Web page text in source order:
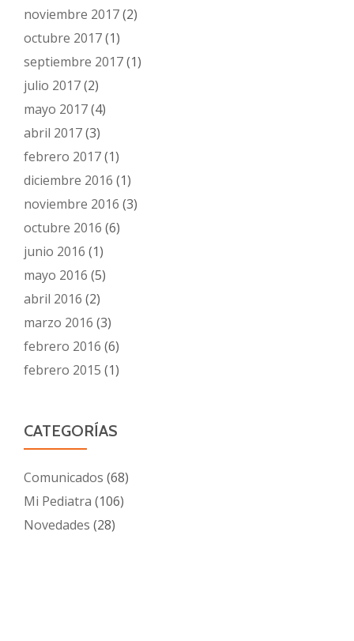
noviembre 2017(2)
octubre 2017(1)
septiembre 2017(1)
julio 2017(2)
mayo 2017(4)
abril 2017(3)
febrero 2017(1)
diciembre 2016 (1)
noviembre 2016 (3)
octubre 2016 (6)
junio 2016 (1)
mayo 2016 (5)
abril 2016 (2)
marzo 2016 (3)
febrero 2016 (6)
febrero 2015 (1)
CATEGORÍAS
Comunicados (68)
Mi Pediatra (106)
Novedades (28)